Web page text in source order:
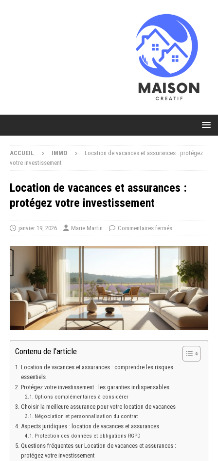
ACCUEIL IMMO
Location de vacances et assurances : protégez
votre investissement
Location de vacances et assurances :
protégez votre investissement
janvier 19, 2026 Marie Martin Commentaires fermés
Contenu de l'article
Location de vacances et assurances : comprendre les risques
essentiels
Protégez votre investissement : les garanties indispensables
Options complémentaires à considérer
Choisir la meilleure assurance pour votre location de vacances
Négociation et personnalisation du contrat
Aspects juridiques : location de vacances et assurances
Protection des données et obligations RGPD
Questions fréquentes sur Location de vacances et assurances :
protégez votre investissement